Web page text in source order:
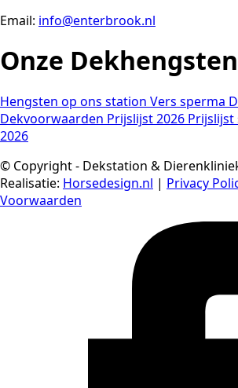
Email: info@enterbrook.nl
Onze Dekhengsten
Hengsten op ons station Vers sperma
Dekvoorwaarden Prijslijst 2026 Prijslijst
2026
© Copyright - Dekstation &
Realisatie: Horsedesign.nl | Privacy
Voorwaarden